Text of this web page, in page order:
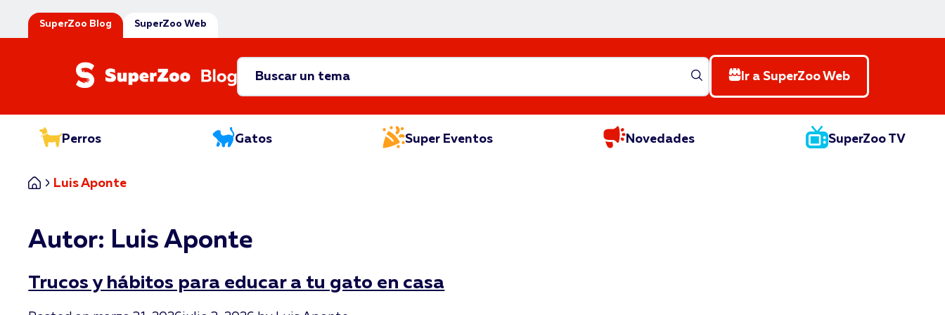
SuperZoo Blog SuperZoo Web
Ir a SuperZoo Web
Perros Gatos Super Eventos Novedades SuperZoo TV
InicioLuis Aponte
Autor: Luis Aponte
Trucos y hábitos para educar a tu gato en casa